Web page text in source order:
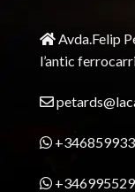
Avda.Felip
l’antic